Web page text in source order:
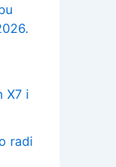
X7 i
radi